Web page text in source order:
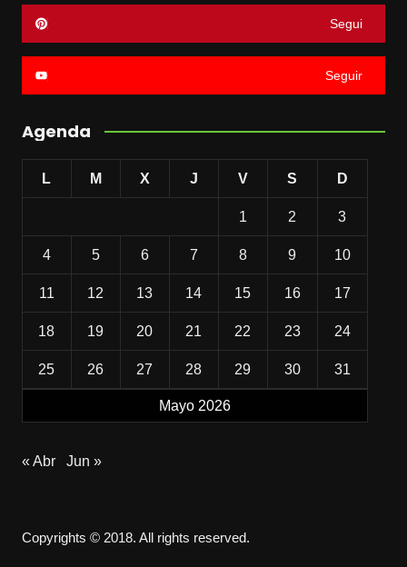
Segui
Seguir
Agenda
Mayo 2026
L M X J V S D
1 2 3
4 5 6 7 8 9 10
11 12 13 14 15 16 17
18 19 20 21 22 23 24
25 26 27 28 29 30 31
« Abr Jun »
Copyrights © 2018. All rights reserved.